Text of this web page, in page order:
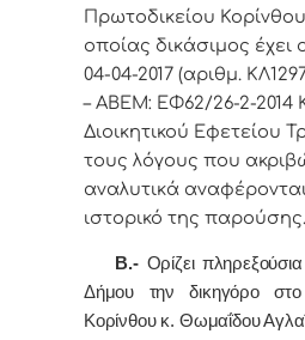
Πρωτοδικείου
οποίας δικάσιμος έχει
04-04-2017 (αριθμ.
– ΑΒΕΜ: ΕΦ62/26-2-2014
Διοικητικού Εφετείου
τους λόγους που
αναλυτικά
ιστορικό της παρούσης.
Β.- Ορίζει
Δήμου την δικηγόρο στο
Κορίνθου κ. Θωμαΐδου